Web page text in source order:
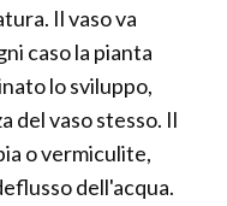
Il vaso va
caso la pianta
lo sviluppo,
del vaso stesso. Il
o vermiculite,
dell'acqua.